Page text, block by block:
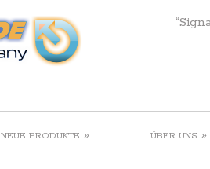
NEUE PRODUKTE » ÜBER UNS »